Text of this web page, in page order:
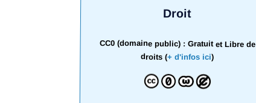
Droit
CC0 (domaine public) : Gratuit et Libre de
droits (+ d'infos ici)